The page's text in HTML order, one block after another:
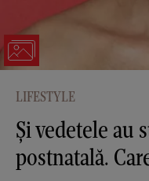
LIFESTYLE
Și vedetele au
postnatală.